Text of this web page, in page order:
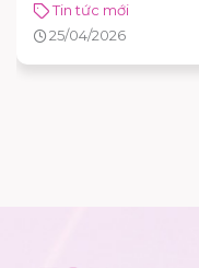
Tin tức mới
25/04/2026